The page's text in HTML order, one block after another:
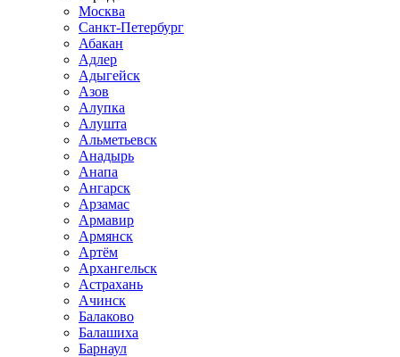
Москва
Санкт-Петербург
Абакан
Адлер
Адыгейск
Азов
Алупка
Алушта
Альметьевск
Анадырь
Анапа
Ангарск
Арзамас
Армавир
Армянск
Артём
Архангельск
Астрахань
Ачинск
Балаково
Балашиха
Барнаул